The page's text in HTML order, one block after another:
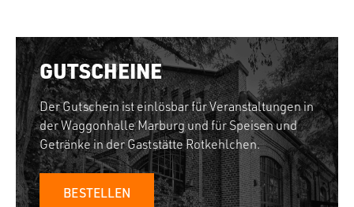
GUTSCHEINE
Der Gutschein ist einlösbar für Veranstaltungen in
der Waggonhalle Marburg und für Speisen und
Getränke in der Gaststätte Rotkehlchen.
BESTELLEN